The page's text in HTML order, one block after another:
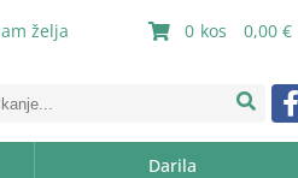
0 0,00
želja
Darila